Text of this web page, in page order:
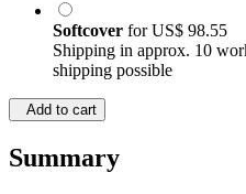
Softcover forUS$ 98.55
Shipping in approx. 10
shipping possible
Add to cart
Summary